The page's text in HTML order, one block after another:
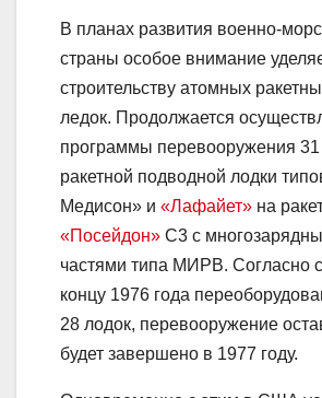
В планах развития военно-
страны особое внимание
строительству атомных
ледок. Продолжается
программы перевооружения
ракетной подводной лодки
Медисон» и «Лафайет» на
«Посейдон» С3 с
частями типа МИРВ. Согласно
концу 1976 года
28 лодок, перевооружение
будет завершено в 1977 году.